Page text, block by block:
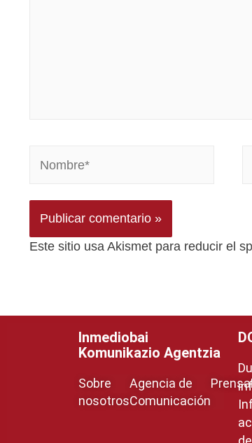
Este sitio usa Akismet para reducir el
Inmediobai
Komunikazio Agentzia
Sobre
nosotros
Agencia de
Comunicación
Prensa